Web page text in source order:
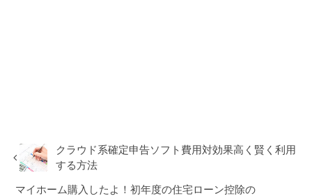
クラウド系確定申告ソフト費用対効果高く賢く利用
する方法
マイホーム購入したよ！初年度の住宅ローン控除の